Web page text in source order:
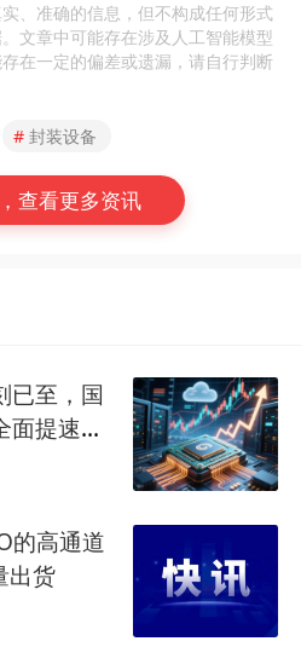
、准确的信息，但不构成任何形式
文章中可能存在涉及人工智能模型
在一定的偏差或遗漏，请自行判断
# 封装设备
查看更多资讯
已至，国
面提速拐
的高通道
出货